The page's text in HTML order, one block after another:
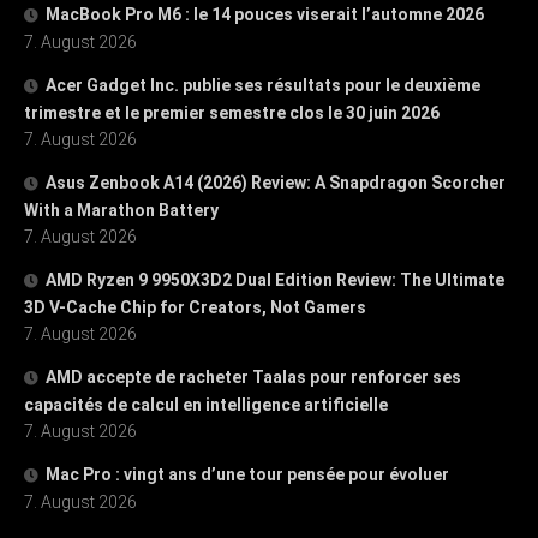
MacBook Pro M6 : le 14 pouces viserait l’automne 2026
7. August 2026
Acer Gadget Inc. publie ses résultats pour le deuxième
trimestre et le premier semestre clos le 30 juin 2026
7. August 2026
Asus Zenbook A14 (2026) Review: A Snapdragon Scorcher
With a Marathon Battery
7. August 2026
AMD Ryzen 9 9950X3D2 Dual Edition Review: The Ultimate
3D V-Cache Chip for Creators, Not Gamers
7. August 2026
AMD accepte de racheter Taalas pour renforcer ses
capacités de calcul en intelligence artificielle
7. August 2026
Mac Pro : vingt ans d’une tour pensée pour évoluer
7. August 2026